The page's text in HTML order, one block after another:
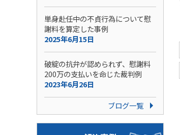
単身赴任中の不貞行為について慰
謝料を算定した事例
2025年6月15日
破綻の抗弁が認められず、慰謝料
200万の支払いを命じた裁判例
2023年6月26日
ブログ一覧